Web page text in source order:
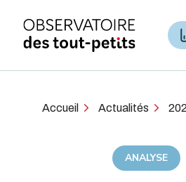
Accueil Actualités
ANALYSE